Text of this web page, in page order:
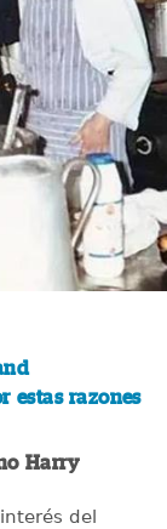
estas razones
Harry
del